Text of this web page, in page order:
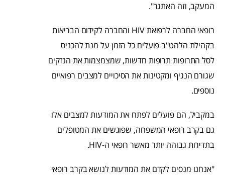
המעקב, וזה האתגר".
רופאי החברה לרפואת HIV והחברה לקידום הבריאות
בקהילת הלהט"ב פועלים כל הזמן על מנת להכניס
לסל התרופות תרופות חדשות, שמצמצמות את הנזקים
שגורם הנגיף ומקטינות את הסיכויים למצבים רפואיים
נוספים.
במקביל, הם פועלים לפתח את המודעות למצבים אלו
גם בקרב רופאי המשפחה, שפוגשים את המטופלים
בתדירות גבוהה יותר מאשר רופאי ה-HIV.
"אנחנו מנסים לקדם את המודעות לנושא בקרב רופאי